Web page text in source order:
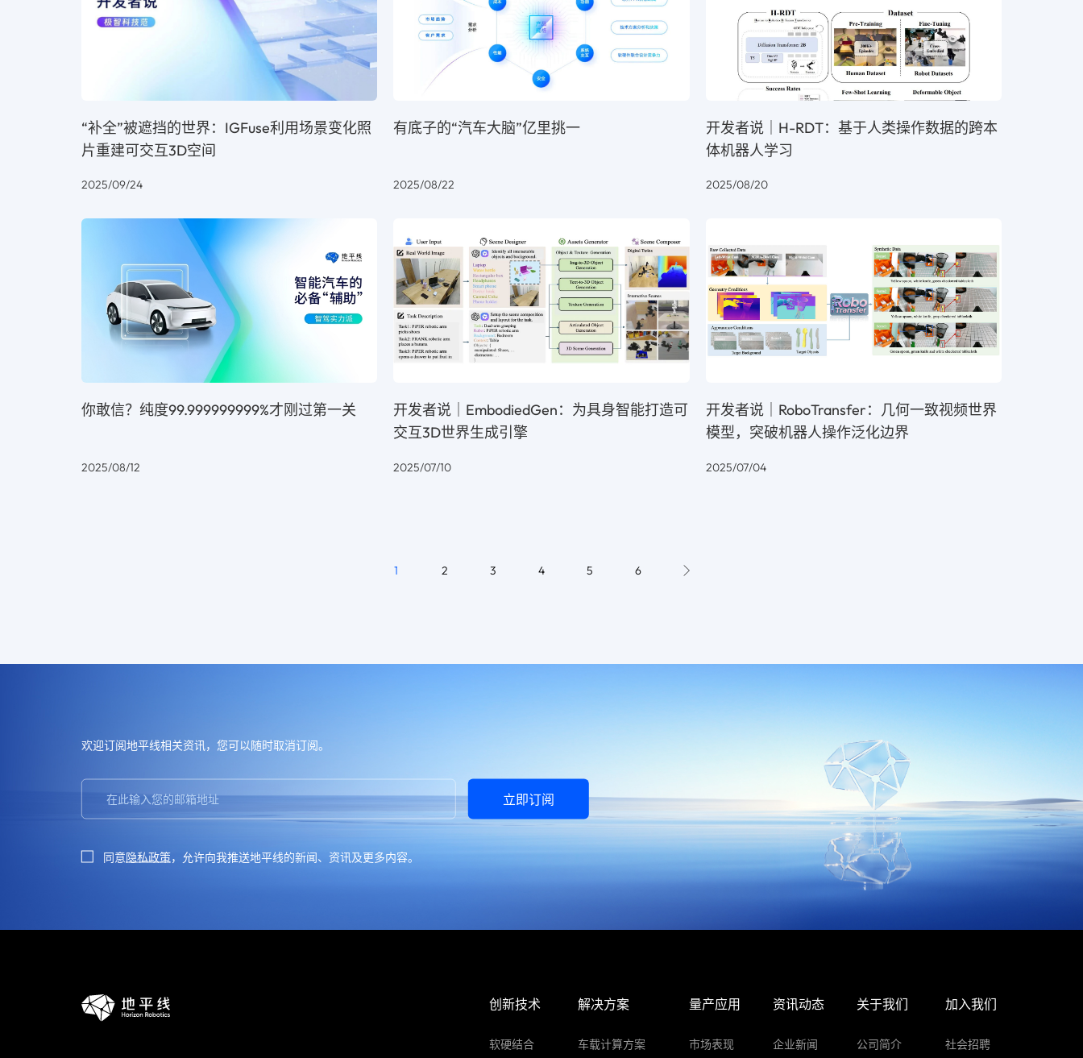
“补全”被遮挡的世界：IGFuse利用场景变化照
片重建可交互3D空间
2025/09/24
有底子的“汽车大脑”亿里挑一
2025/08/22
开发者说｜H-RDT：基于人类操作数据的跨本
体机器人学习
2025/08/20
你敢信？纯度99.999999999%才刚过第一关
2025/08/12
开发者说｜EmbodiedGen：为具身智能打造可
交互3D世界生成引擎
2025/07/10
开发者说｜RoboTransfer：几何一致视频世界
模型，突破机器人操作泛化边界
2025/07/04
1 2 3 4 5 6
欢迎订阅地平线相关资讯，您可以随时取消订阅。
立即订阅
同意隐私政策，允许向我推送地平线的新闻、资讯及更多内容。
创新技术
软硬结合
解决方案
车载计算方案
量产应用
市场表现
资讯动态
企业新闻
关于我们
公司简介
加入我们
社会招聘